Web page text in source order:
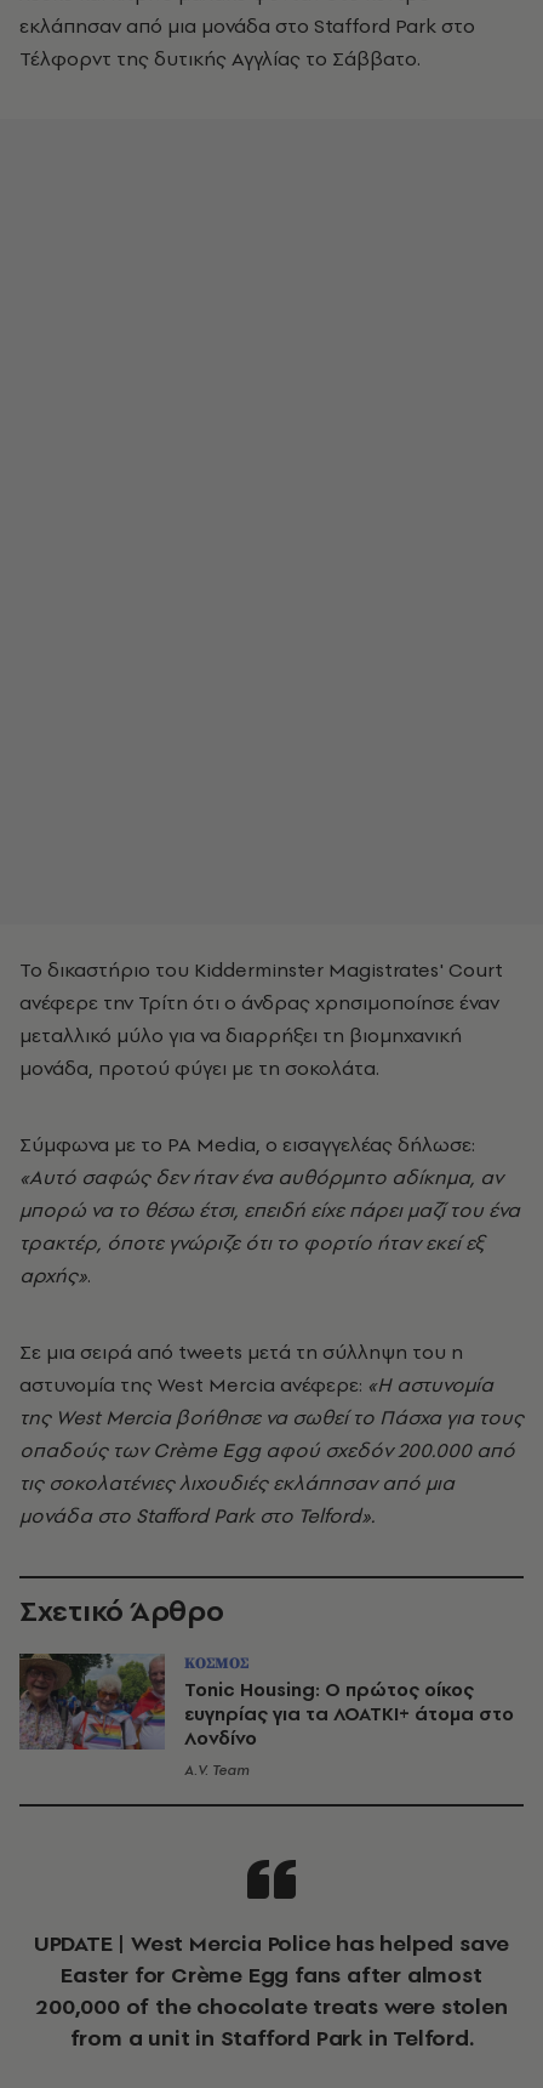
εκλάπησαν από μια μονάδα στο Stafford Park στο
Τέλφορντ της δυτικής Αγγλίας το Σάββατο.
Το δικαστήριο του Kidderminster Magistrates' Court
ανέφερε την Τρίτη ότι ο άνδρας χρησιμοποίησε έναν
μεταλλικό μύλο για να διαρρήξει τη βιομηχανική
μονάδα, προτού φύγει με τη σοκολάτα.
Σύμφωνα με το PA Media, ο εισαγγελέας δήλωσε:
«Αυτό σαφώς δεν ήταν ένα αυθόρμητο αδίκημα, αν
μπορώ να το θέσω έτσι, επειδή είχε πάρει μαζί του ένα
τρακτέρ, όποτε γνώριζε ότι το φορτίο ήταν εκεί εξ
αρχής».
Σε μια σειρά από tweets μετά τη σύλληψη του η
αστυνομία της West Mercia ανέφερε: «Η αστυνομία
της West Mercia βοήθησε να σωθεί το Πάσχα για τους
οπαδούς των Crème Egg αφού σχεδόν 200.000 από
τις σοκολατένιες λιχουδιές εκλάπησαν από μια
μονάδα στο Stafford Park στο Telford».
Σχετικό Άρθρο
ΚΟΣΜΟΣ
Tonic Housing: Ο πρώτος οίκος
ευγηρίας για τα ΛΟΑΤΚΙ+ άτομα στο
Λονδίνο
A.V. Team
UPDATE | West Mercia Police has helped save
Easter for Crème Egg fans after almost
200,000 of the chocolate treats were stolen
from a unit in Stafford Park in Telford.